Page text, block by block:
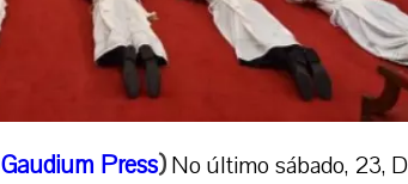
Gaudium Press)No último sábado, 23,